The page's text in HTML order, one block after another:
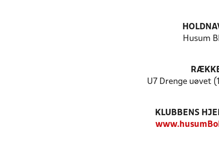
Husum
U7 Drenge uøvet
KLUBBENS